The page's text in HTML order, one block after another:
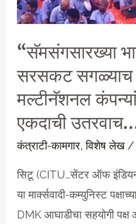
“सॅमसंगसारख्या
सरसकट सगळ्याच
मल्टीनॅशनल
एकदाची
कंत्राटी-कामगार,विशेष लेख/
सिटू (CITU…सेंटर ऑफ
या मार्क्सवादी-कम्युनिस्ट
DMK आघाडीचा सहयोगी